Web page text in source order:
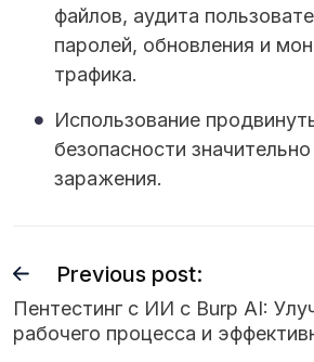
файлов, аудита
паролей, обновления и
трафика.
Использование
безопасности
заражения.
Previous post:
Пентестинг с ИИ с Burp AI:
рабочего процесса и